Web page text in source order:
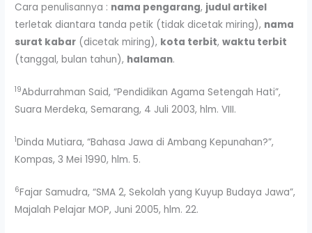
Cara penulisannya : nama pengarang, judul artikel
terletak diantara tanda petik (tidak dicetak miring), nama
surat kabar (dicetak miring), kota terbit,waktu terbit
(tanggal, bulan tahun), halaman.
19Abdurrahman Said, “Pendidikan Agama Setengah Hati”,
Suara Merdeka, Semarang, 4 Juli 2003, hlm. VIII.
1Dinda Mutiara, “Bahasa Jawa di Ambang Kepunahan?”,
Kompas, 3 Mei 1990, hlm. 5.
6Fajar Samudra, “SMA 2, Sekolah yang Kuyup Budaya Jawa”,
Majalah Pelajar MOP, Juni 2005, hlm. 22.